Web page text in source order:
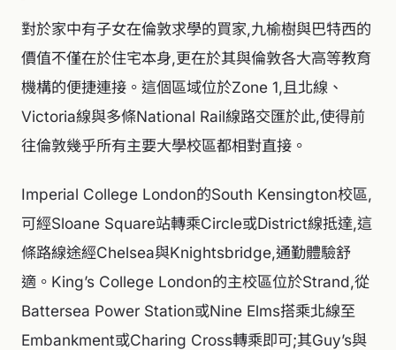
對於家中有子女在倫敦求學的買家,九榆樹與巴特西的
價值不僅在於住宅本身,更在於其與倫敦各大高等教育
機構的便捷連接。這個區域位於Zone 1,且北線、
Victoria線與多條National Rail線路交匯於此,使得前
往倫敦幾乎所有主要大學校區都相對直接。
Imperial College London的South Kensington校區,
可經Sloane Square站轉乘Circle或District線抵達,這
條路線途經Chelsea與Knightsbridge,通勤體驗舒
適。King’s College London的主校區位於Strand,從
Battersea Power Station或Nine Elms搭乘北線至
Embankment或Charing Cross轉乘即可;其Guy’s與